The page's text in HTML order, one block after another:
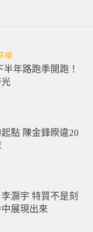
權
年路跑季開跑！
點 陳金鋒睽違20
灝宇 特質不是刻
展現出來